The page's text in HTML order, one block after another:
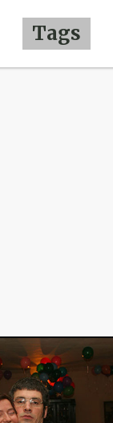
Tags